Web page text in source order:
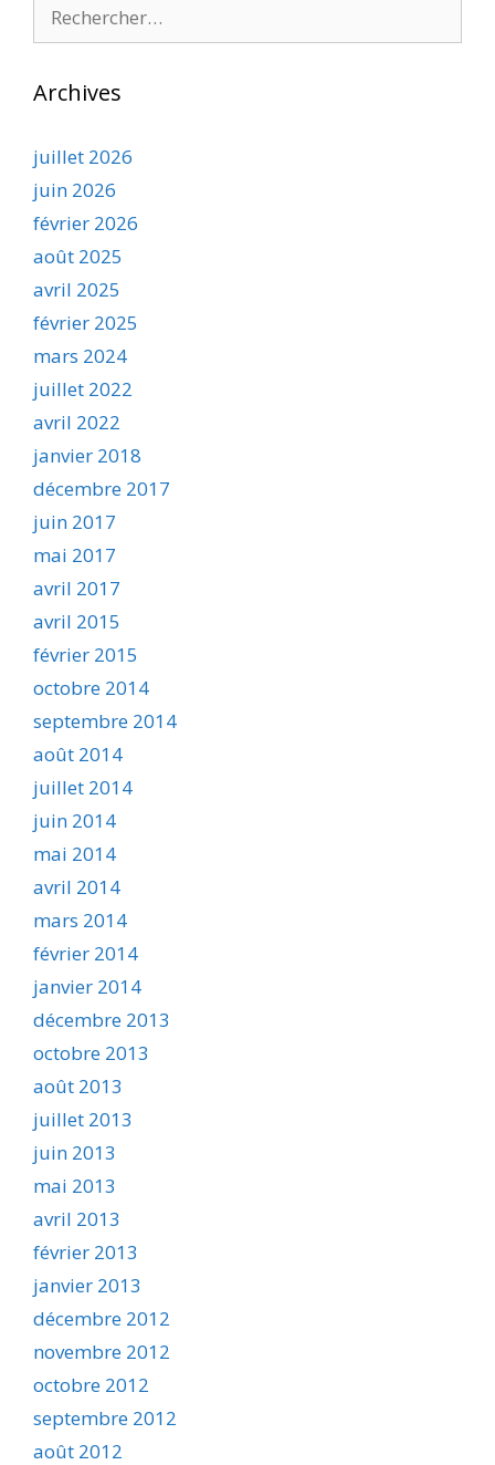
Archives
juillet 2026
juin 2026
février 2026
août 2025
avril 2025
février 2025
mars 2024
juillet 2022
avril 2022
janvier 2018
décembre 2017
juin 2017
mai 2017
avril 2017
avril 2015
février 2015
octobre 2014
septembre 2014
août 2014
juillet 2014
juin 2014
mai 2014
avril 2014
mars 2014
février 2014
janvier 2014
décembre 2013
octobre 2013
août 2013
juillet 2013
juin 2013
mai 2013
avril 2013
février 2013
janvier 2013
décembre 2012
novembre 2012
octobre 2012
septembre 2012
août 2012